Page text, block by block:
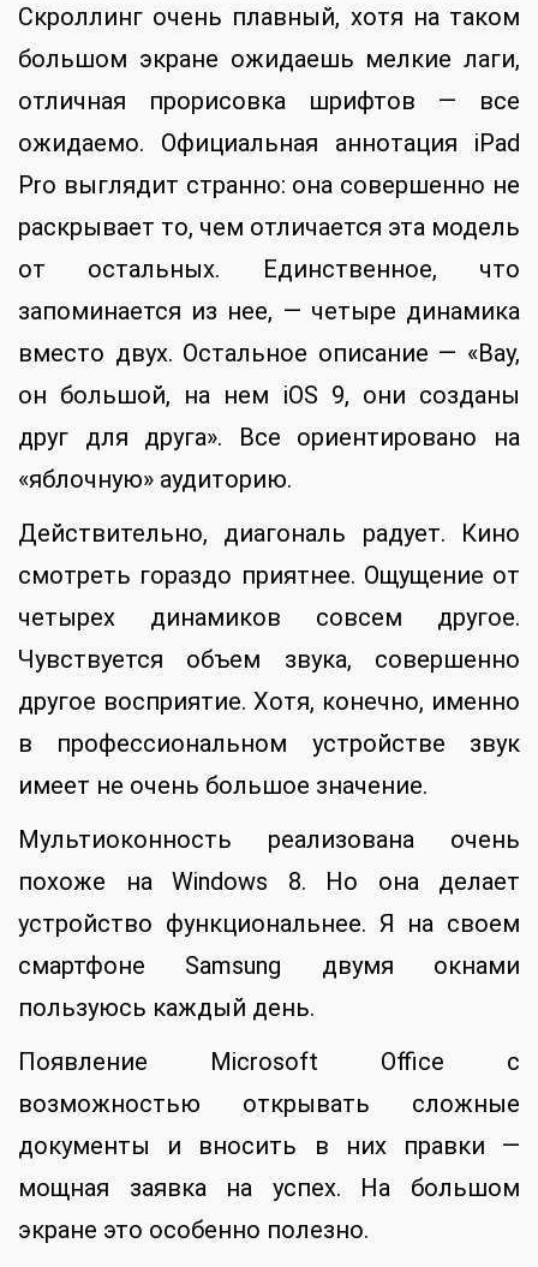
Скроллинг очень плавный, хотя на таком
большом экране ожидаешь мелкие лаги,
отличная прорисовка шрифтов — все
ожидаемо. Официальная аннотация iPad
Pro выглядит странно: она совершенно не
раскрывает то, чем отличается эта модель
от остальных. Единственное, что
запоминается из нее, — четыре динамика
вместо двух. Остальное описание — «Вау,
он большой, на нем iOS 9, они созданы
друг для друга». Все ориентировано на
«яблочную» аудиторию.
Действительно, диагональ радует. Кино
смотреть гораздо приятнее. Ощущение от
четырех динамиков совсем другое.
Чувствуется объем звука, совершенно
другое восприятие. Хотя, конечно, именно
в профессиональном устройстве звук
имеет не очень большое значение.
Мультиоконность реализована очень
похоже на Windows 8. Но она делает
устройство функциональнее. Я на своем
смартфоне Samsung двумя окнами
пользуюсь каждый день.
Появление Microsoft Office с
возможностью открывать сложные
документы и вносить в них правки —
мощная заявка на успех. На большом
экране это особенно полезно.